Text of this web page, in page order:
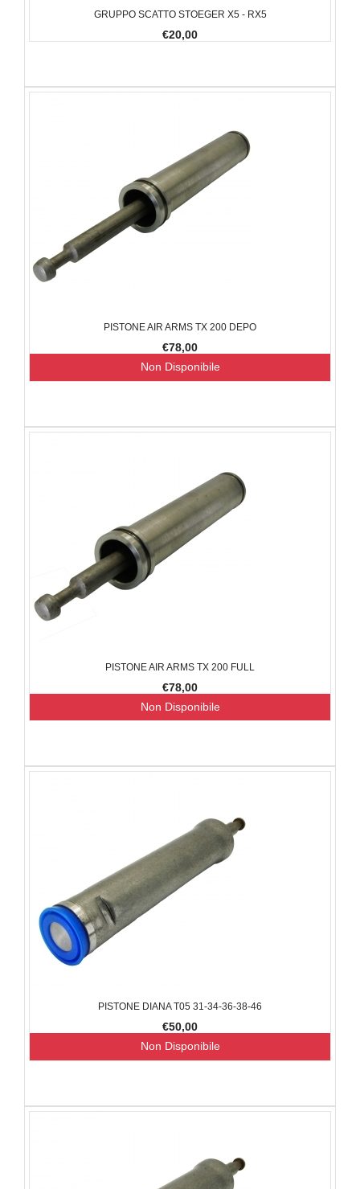
GRUPPO SCATTO STOEGER X5 - RX5
€20,00
PISTONE AIR ARMS TX 200 DEPO
€78,00
Non Disponibile
PISTONE AIR ARMS TX 200 FULL
€78,00
Non Disponibile
PISTONE DIANA T05 31-34-36-38-46
€50,00
Non Disponibile